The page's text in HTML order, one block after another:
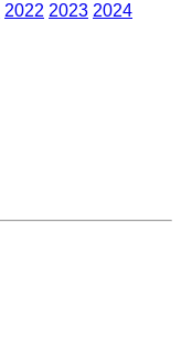
2022 2023 2024